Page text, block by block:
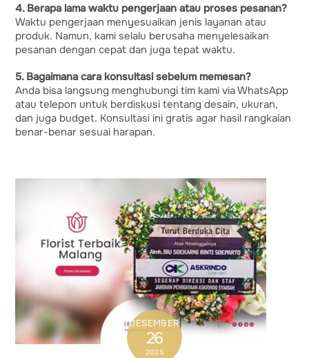
4. Berapa lama waktu pengerjaan atau proses pesanan?
Waktu pengerjaan menyesuaikan jenis layanan atau
produk. Namun, kami selalu berusaha menyelesaikan
pesanan dengan cepat dan juga tepat waktu.
5. Bagaimana cara konsultasi sebelum memesan?
Anda bisa langsung menghubungi tim kami via WhatsApp
atau telepon untuk berdiskusi tentang desain, ukuran,
dan juga budget. Konsultasi ini gratis agar hasil rangkaian
benar-benar sesuai harapan.
DESEMBER
26
2025